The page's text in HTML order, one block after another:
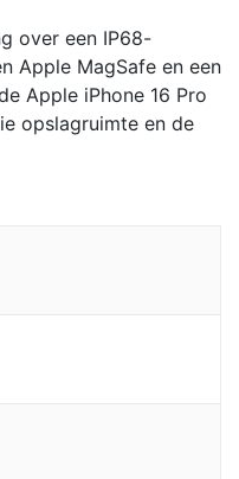
over een IP68-
Apple MagSafe en een
Apple iPhone 16 Pro
opslagruimte en de